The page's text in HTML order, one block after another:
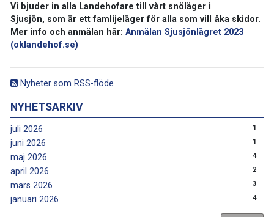
Nyheter som RSS-flöde
NYHETSARKIV
juli 2026 1
juni 2026 1
maj 2026 4
april 2026 2
mars 2026 3
januari 2026 4
Vi bjuder in alla Landehofare till vårt snöläger i
Sjusjön, som är ett famlijeläger för alla som vill åka skidor.
Mer info och anmälan här: Anmälan Sjusjönlägret 2023
(oklandehof.se)